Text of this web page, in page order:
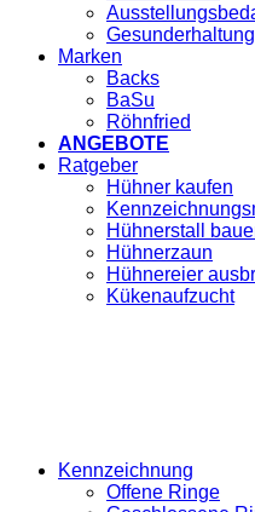
Gesunderhaltung
Marken
Backs
BaSu
Röhnfried
ANGEBOTE
Ratgeber
Hühner kaufen
Hühnerstall
Hühnerzaun
Hühnereier
Kükenaufzucht
Kennzeichnung
Offene Ringe